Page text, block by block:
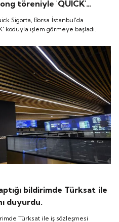
töreniyle 'QUICK'
Sigorta, Borsa İstanbul'da
işlem görmeye başladı.
bildirimde Türksat ile
duyurdu.
Türksat ile iş sözleşmesi